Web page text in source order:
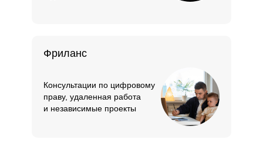
Фриланс
Консультации по цифровому
праву, удаленная работа
и независимые проекты